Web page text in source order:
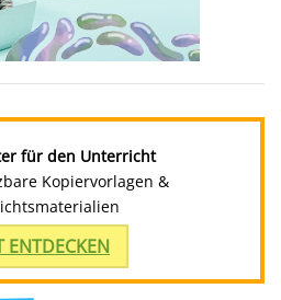
für den Unterricht
Kopiervorlagen &
ENTDECKEN